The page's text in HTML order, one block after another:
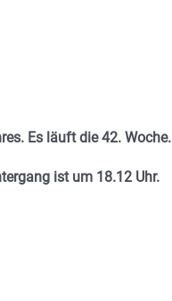
Es läuft die 42. Woche.
ist um 18.12 Uhr.